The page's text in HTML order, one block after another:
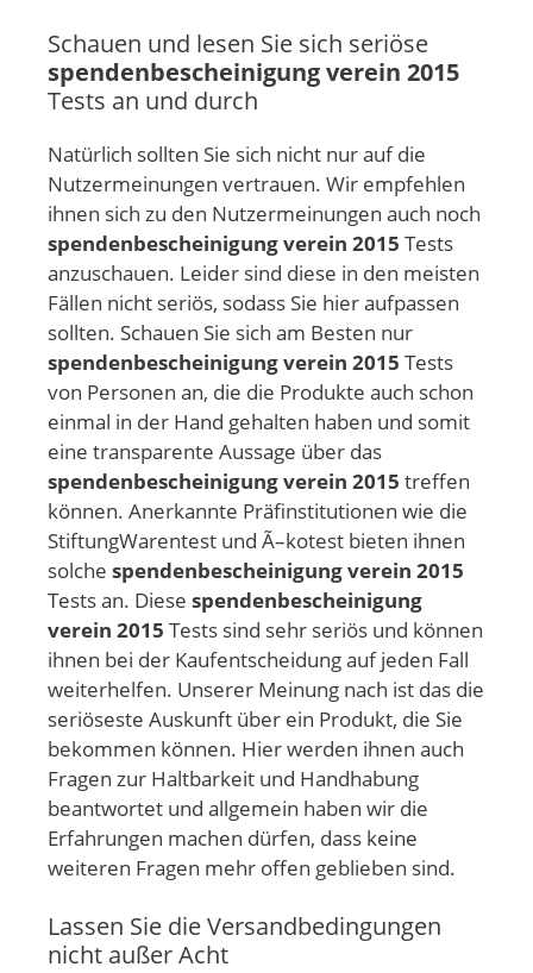
Schauen und lesen Sie sich seriöse
spendenbescheinigung verein 2015
Tests an und durch
Natürlich sollten Sie sich nicht nur auf die
Nutzermeinungen vertrauen. Wir empfehlen
ihnen sich zu den Nutzermeinungen auch noch
spendenbescheinigung verein 2015 Tests
anzuschauen. Leider sind diese in den meisten
Fällen nicht seriös, sodass Sie hier aufpassen
sollten. Schauen Sie sich am Besten nur
spendenbescheinigung verein 2015 Tests
von Personen an, die die Produkte auch schon
einmal in der Hand gehalten haben und somit
eine transparente Aussage über das
spendenbescheinigung verein 2015 treffen
können. Anerkannte Präfinstitutionen wie die
StiftungWarentest und Ã–kotest bieten ihnen
solche spendenbescheinigung verein 2015
Tests an. Diese spendenbescheinigung
verein 2015 Tests sind sehr seriös und können
ihnen bei der Kaufentscheidung auf jeden Fall
weiterhelfen. Unserer Meinung nach ist das die
seriöseste Auskunft über ein Produkt, die Sie
bekommen können. Hier werden ihnen auch
Fragen zur Haltbarkeit und Handhabung
beantwortet und allgemein haben wir die
Erfahrungen machen dürfen, dass keine
weiteren Fragen mehr offen geblieben sind.
Lassen Sie die Versandbedingungen
nicht außer Acht